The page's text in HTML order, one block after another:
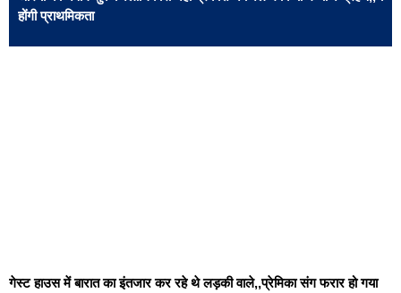
होंगी प्राथमिकता
गेस्ट हाउस में बारात का इंतजार कर रहे थे लड़की वाले,,प्रेमिका संग फरार हो गया